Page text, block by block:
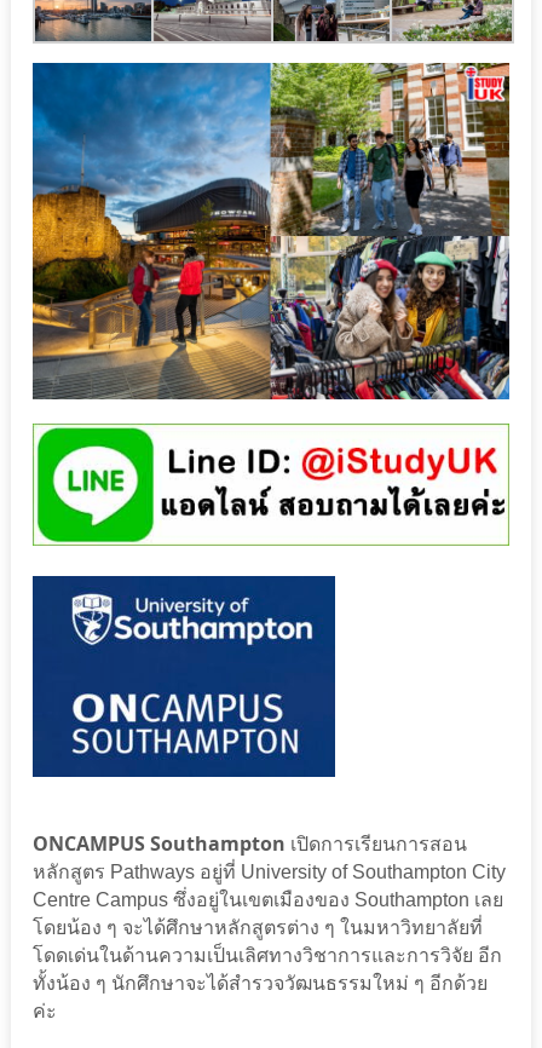
ONCAMPUS Southampton เปิดการเรียนการสอน
หลักสูตร Pathways อยู่ที่ University of Southampton City
Centre Campus ซึ่งอยู่ในเขตเมืองของ Southampton เลย
โดยน้อง ๆ จะได้ศึกษาหลักสูตรต่าง ๆ ในมหาวิทยาลัยที่
โดดเด่นในด้านความเป็นเลิศทางวิชาการและการวิจัย อีก
ทั้งน้อง ๆ นักศึกษาจะได้สำรวจวัฒนธรรมใหม่ ๆ อีกด้วย
ค่ะ